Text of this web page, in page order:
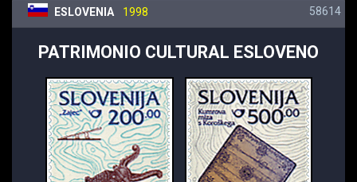
ESLOVENIA 1998 58614
PATRIMONIO CULTURAL ESLOVENO